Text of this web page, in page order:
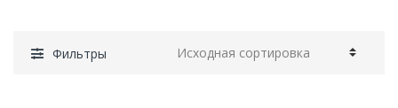
Фильтры